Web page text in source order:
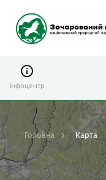
Інфоцентр
Головна Карта